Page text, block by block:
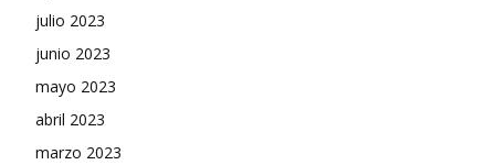
julio 2023
junio 2023
mayo 2023
abril 2023
marzo 2023